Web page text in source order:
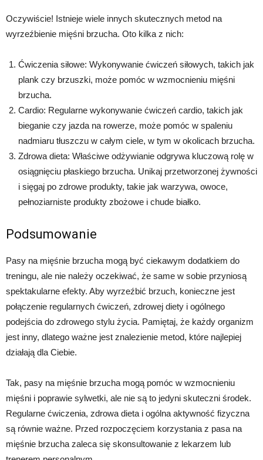
Oczywiście! Istnieje wiele innych skutecznych metod na
wyrzeźbienie mięśni brzucha. Oto kilka z nich:
Ćwiczenia siłowe: Wykonywanie ćwiczeń siłowych, takich jak
plank czy brzuszki, może pomóc w wzmocnieniu mięśni
brzucha.
Cardio: Regularne wykonywanie ćwiczeń cardio, takich jak
bieganie czy jazda na rowerze, może pomóc w spaleniu
nadmiaru tłuszczu w całym ciele, w tym w okolicach brzucha.
Zdrowa dieta: Właściwe odżywianie odgrywa kluczową rolę w
osiągnięciu płaskiego brzucha. Unikaj przetworzonej żywności
i sięgaj po zdrowe produkty, takie jak warzywa, owoce,
pełnoziarniste produkty zbożowe i chude białko.
Podsumowanie
Pasy na mięśnie brzucha mogą być ciekawym dodatkiem do
treningu, ale nie należy oczekiwać, że same w sobie przyniosą
spektakularne efekty. Aby wyrzeźbić brzuch, konieczne jest
połączenie regularnych ćwiczeń, zdrowej diety i ogólnego
podejścia do zdrowego stylu życia. Pamiętaj, że każdy organizm
jest inny, dlatego ważne jest znalezienie metod, które najlepiej
działają dla Ciebie.
Tak, pasy na mięśnie brzucha mogą pomóc w wzmocnieniu
mięśni i poprawie sylwetki, ale nie są to jedyni skuteczni środek.
Regularne ćwiczenia, zdrowa dieta i ogólna aktywność fizyczna
są równie ważne. Przed rozpoczęciem korzystania z pasa na
mięśnie brzucha zaleca się skonsultowanie z lekarzem lub